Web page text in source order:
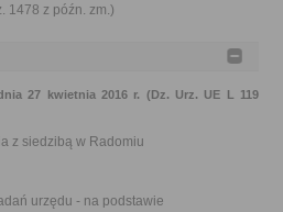
1478 z późn. zm.)
27 kwietnia 2016 r. (Dz. Urz. UE L 119
z siedzibą w Radomiu
urzędu - na podstawie